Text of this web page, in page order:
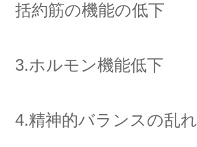
括約筋の機能の低下
3.ホルモン機能低下
4.精神的バランスの乱れ